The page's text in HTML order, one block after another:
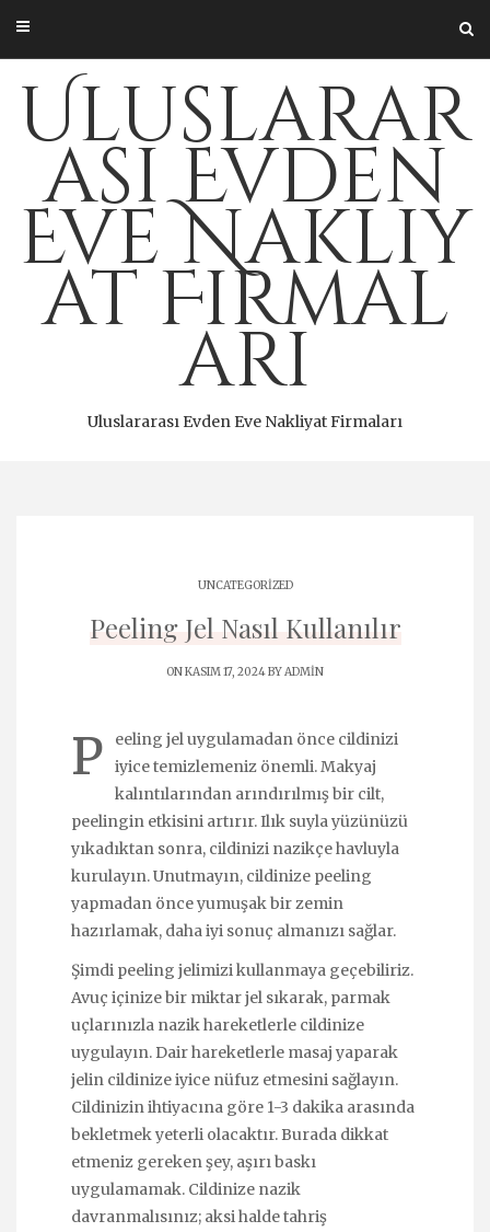
content
Uluslarar
ası Evden
Eve Nakliy
at Firmal
arı
Uluslararası Evden Eve Nakliyat Firmaları
UNCATEGORIZED
Peeling Jel Nasıl Kullanılır
ON KASIM 17, 2024 BYADMIN
P
eeling jel uygulamadan önce cildinizi
iyice temizlemeniz önemli. Makyaj
kalıntılarından arındırılmış bir cilt,
peelingin etkisini artırır. Ilık suyla yüzünüzü
yıkadıktan sonra, cildinizi nazikçe havluyla
kurulayın. Unutmayın, cildinize peeling
yapmadan önce yumuşak bir zemin
hazırlamak, daha iyi sonuç almanızı sağlar.
Şimdi peeling jelimizi kullanmaya geçebiliriz.
Avuç içinize bir miktar jel sıkarak, parmak
uçlarınızla nazik hareketlerle cildinize
uygulayın. Dair hareketlerle masaj yaparak
jelin cildinize iyice nüfuz etmesini sağlayın.
Cildinizin ihtiyacına göre 1-3 dakika arasında
bekletmek yeterli olacaktır. Burada dikkat
etmeniz gereken şey, aşırı baskı
uygulamamak. Cildinize nazik
davranmalısınız; aksi halde tahriş